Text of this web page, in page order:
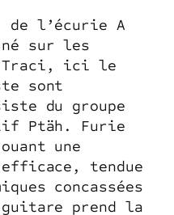
de l’écurie A
né sur les
Traci, ici le
sont
du groupe
Ptäh. Furie
une
tendue
concassées
prend la